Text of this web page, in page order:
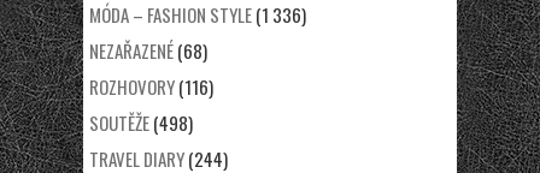
MÓDA – FASHION STYLE(1 336)
NEZAŘAZENÉ(68)
ROZHOVORY(116)
SOUTĚŽE(498)
TRAVEL DIARY(244)